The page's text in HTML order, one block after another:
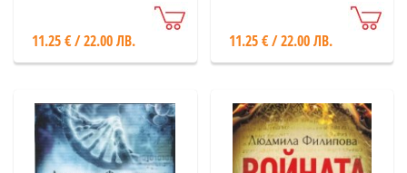
11.25 € / 22.00 ЛВ. 11.25 € / 22.00 ЛВ.